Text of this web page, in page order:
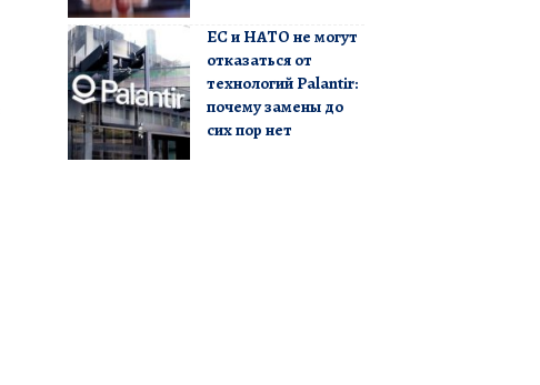
ЕС и НАТО не могут
отказаться от
технологий Palantir:
почему замены до
сих пор нет